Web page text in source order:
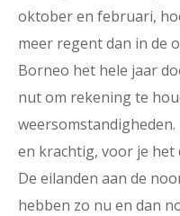
oktober en februari,
meer regent dan in de
Borneo het hele jaar
nut om rekening te
en krachtig, voor je
De eilanden aan de
hebben zo nu en dan